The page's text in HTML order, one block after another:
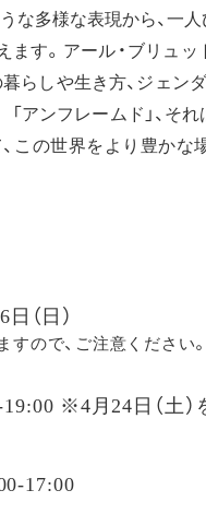
な多様な表現から、一
す。アール・ブリュ
らしや生き方、ジェン
アンフレームド」、そ
この世界をより豊か
（日）
ので、ご注意ください。
19:00 ※4月24日（土
17:00